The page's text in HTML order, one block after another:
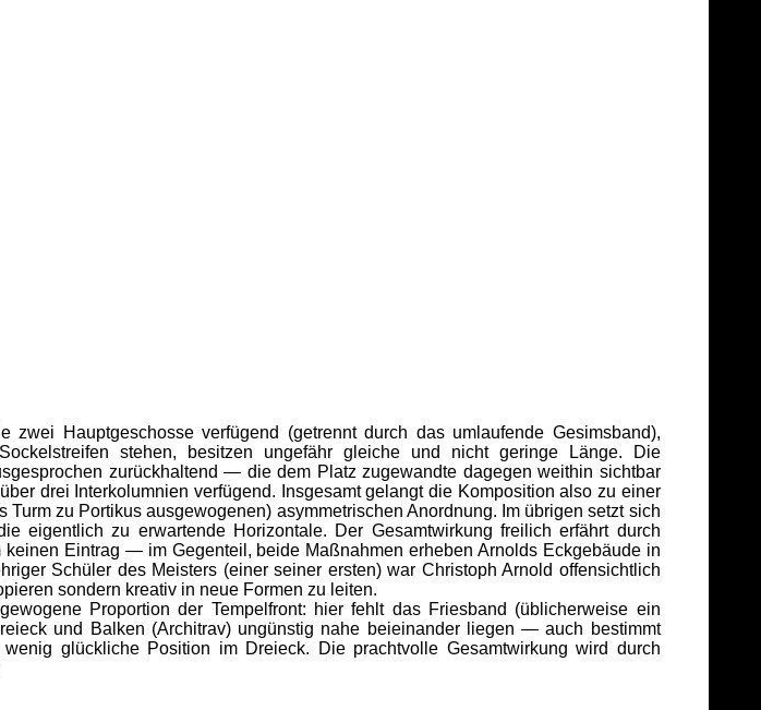
zwei Hauptgeschosse verfügend (getrennt durch das umlaufende Gesimsband),
stehen, besitzen ungefähr gleiche und nicht geringe Länge. Die
zurückhaltend — die dem Platz zugewandte dagegen weithin sichtbar
drei Interkolumnien verfügend. Insgesamt gelangt die Komposition also zu einer
zu Portikus ausgewogenen) asymmetrischen Anordnung. Im übrigen setzt sich
eigentlich zu erwartende Horizontale. Der Gesamtwirkung freilich erfährt durch
Eintrag — im Gegenteil, beide Maßnahmen erheben Arnolds Eckgebäude in
Schüler des Meisters (einer seiner ersten) war Christoph Arnold offensichtlich
sondern kreativ in neue Formen zu leiten.
Proportion der Tempelfront: hier fehlt das Friesband (üblicherweise ein
und Balken (Architrav) ungünstig nahe beieinander liegen — auch bestimmt
glückliche Position im Dreieck. Die prachtvolle Gesamtwirkung wird durch